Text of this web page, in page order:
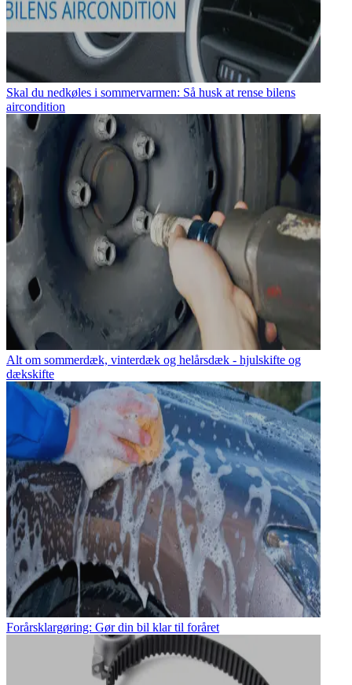
Skal du nedkøles i sommervarmen: Så husk at rense bilens
aircondition
Alt om sommerdæk, vinterdæk og helårsdæk - hjulskifte og
dækskifte
Forårsklargøring: Gør din bil klar til foråret